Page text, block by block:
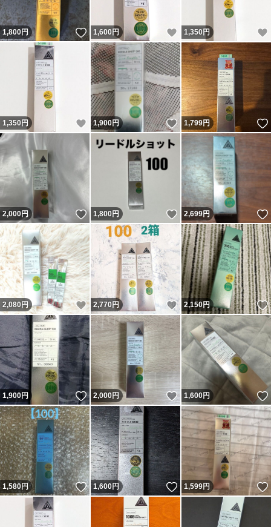
1,800円 いいね！
1,600円 いいね！
1,350 円
1,350 円 いいね！
1,900円 いいね！
1,799円
2,000円 いいね！
1,800円 いいね！
2,699円
2,080円 いいね！
2,770円 いいね！
2,150円
1,900円 いいね！
2,000円 いいね！
1,600円
1,580円 いいね！
1,600円 いいね！
1,599円